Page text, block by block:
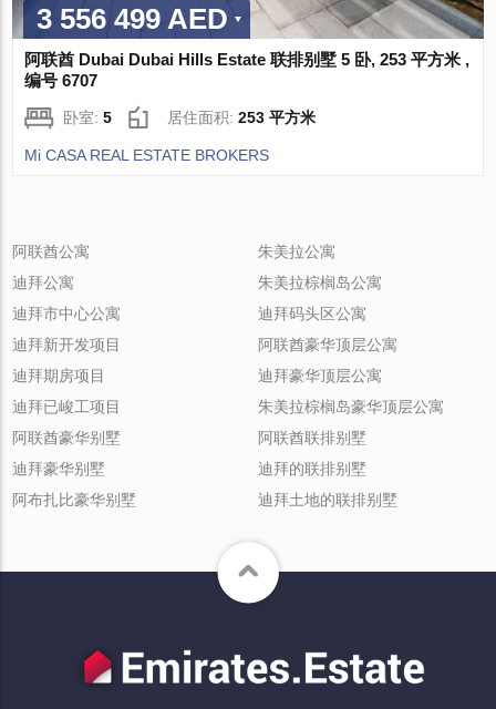
3 556 499 AED
阿联酋 Dubai Dubai Hills Estate 联排别墅 5 卧, 253 平方米 ,
编号 6707
卧室:5 居住面积:253 平方米
Mi CASA REAL ESTATE BROKERS
阿联酋公寓
迪拜公寓
迪拜市中心公寓
朱美拉公寓
朱美拉棕榈岛公寓
迪拜码头区公寓
迪拜新开发项目
迪拜期房项目
迪拜已峻工项目
阿联酋豪华顶层公寓
迪拜豪华顶层公寓
朱美拉棕榈岛豪华顶层公寓
阿联酋豪华别墅
迪拜豪华别墅
阿布扎比豪华别墅
阿联酋联排别墅
迪拜的联排别墅
迪拜土地的联排别墅